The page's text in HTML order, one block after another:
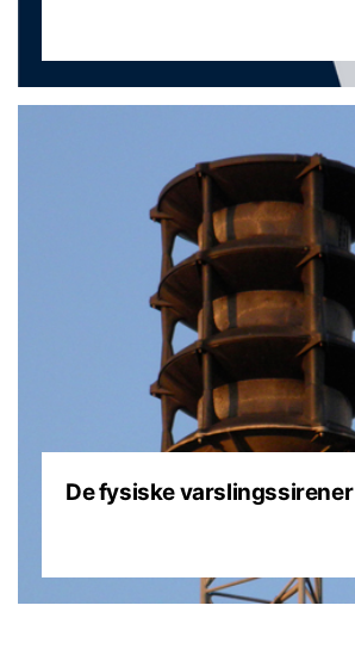
De fysiske varslingssirener